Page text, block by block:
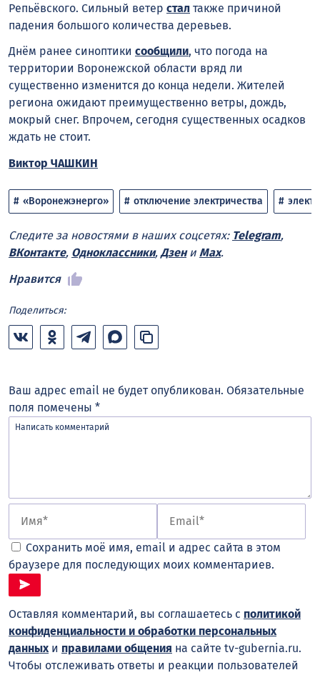
Репьёвского. Сильный ветер стал также причиной
падения большого количества деревьев.
Днём ранее синоптики сообщили, что погода на
территории Воронежской области вряд ли
существенно изменится до конца недели. Жителей
региона ожидают преимущественно ветры, дождь,
мокрый снег. Впрочем, сегодня существенных осадков
ждать не стоит.
Виктор ЧАШКИН
«Воронежэнерго» отключение электричества
Следите за новостями в наших соцсетях: Telegram,
ВКонтакте, Одноклассники, Дзени Max.
Нравится
Поделиться:
Ваш адрес email не будет опубликован. Обязательные
поля помечены *
Сохранить моё имя, email и адрес сайта в этом
браузере для последующих моих комментариев.
Оставляя комментарий, вы соглашаетесь с политикой
конфиденциальности и обработки персональных
данных и правилами общения на сайте tv-gubernia.ru.
Чтобы отслеживать ответы и реакции пользователей